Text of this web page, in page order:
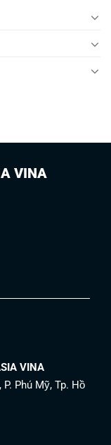
VINA
VINA
Phú Mỹ, Tp. Hồ